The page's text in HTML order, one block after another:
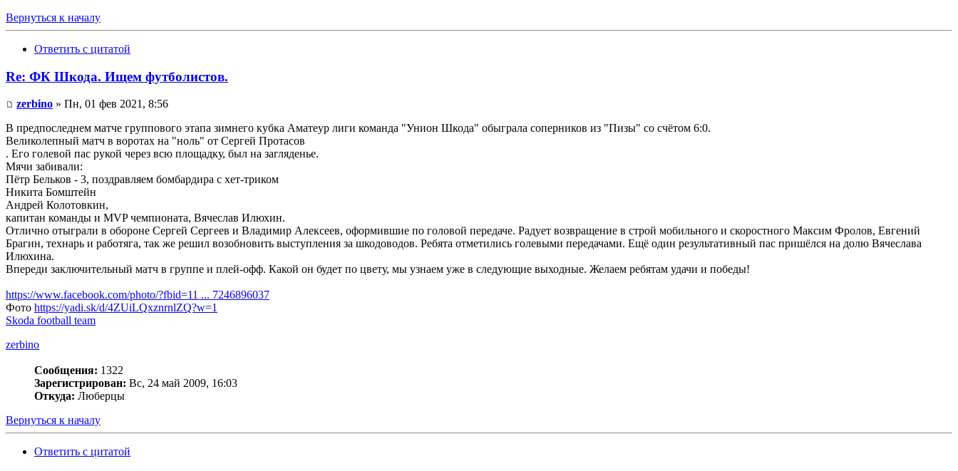
Вернуться к началу
Ответить с цитатой
Re: ФК Шкода. Ищем футболистов.
zerbino » Пн, 01 фев 2021, 8:56
В предпоследнем матче группового этапа зимнего кубка Аматеур лиги команда "Унион Шкода" обыграла соперников из "Пизы" со счётом 6:0.
Великолепный матч в воротах на "ноль" от Сергей Протасов
. Его голевой пас рукой через всю площадку, был на загляденье.
Мячи забивали:
Пётр Бельков - 3, поздравляем бомбардира с хет-триком
Никита Бомштейн
Андрей Колотовкин,
капитан команды и MVP чемпионата, Вячеслав Илюхин.
Отлично отыграли в обороне Сергей Сергеев и Владимир Алексеев, оформившие по головой передаче. Радует возвращение в строй мобильного и скоростного Максим Фролов, Евгений
Брагин, технарь и работяга, так же решил возобновить выступления за шкодоводов. Ребята отметились голевыми передачами. Ещё один результативный пас пришёлся на долю Вячеслава
Илюхина.
Впереди заключительный матч в группе и плей-офф. Какой он будет по цвету, мы узнаем уже в следующие выходные. Желаем ребятам удачи и победы!
https://www.facebook.com/photo/?fbid=11 ... 7246896037
Фото https://yadi.sk/d/4ZUiLQxznrnlZQ?w=1
Skoda football team
zerbino
Сообщения: 1322
Зарегистрирован: Вс, 24 май 2009, 16:03
Откуда: Люберцы
Вернуться к началу
Ответить с цитатой